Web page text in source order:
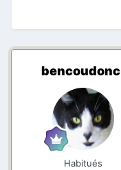
bencoudonc
Habitués